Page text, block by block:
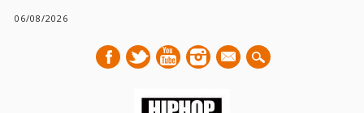
06/08/2026
mail